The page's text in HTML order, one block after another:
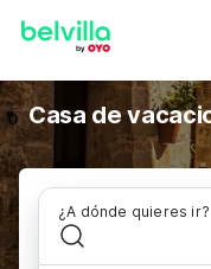
Casa de
¿A dónde quieres ir?